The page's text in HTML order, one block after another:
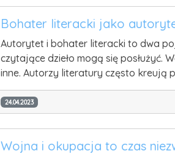
Bohater literacki jako
Autorytet i bohater literacki to dwa
czytające dzieło mogą się posłużyć.
inne. Autorzy literatury często kreują
24.04.2023
Wojna i okupacja to czas